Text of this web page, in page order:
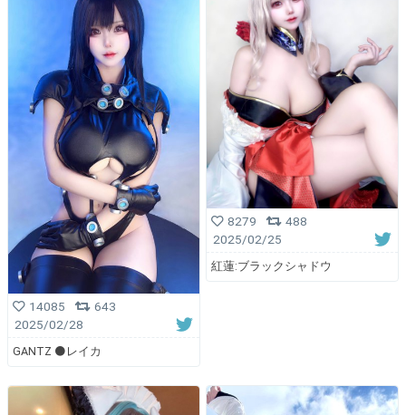
14085
643
2025/02/28
GANTZ ⚫️レイカ
8279
488
2025/02/25
紅蓮:ブラックシャドウ